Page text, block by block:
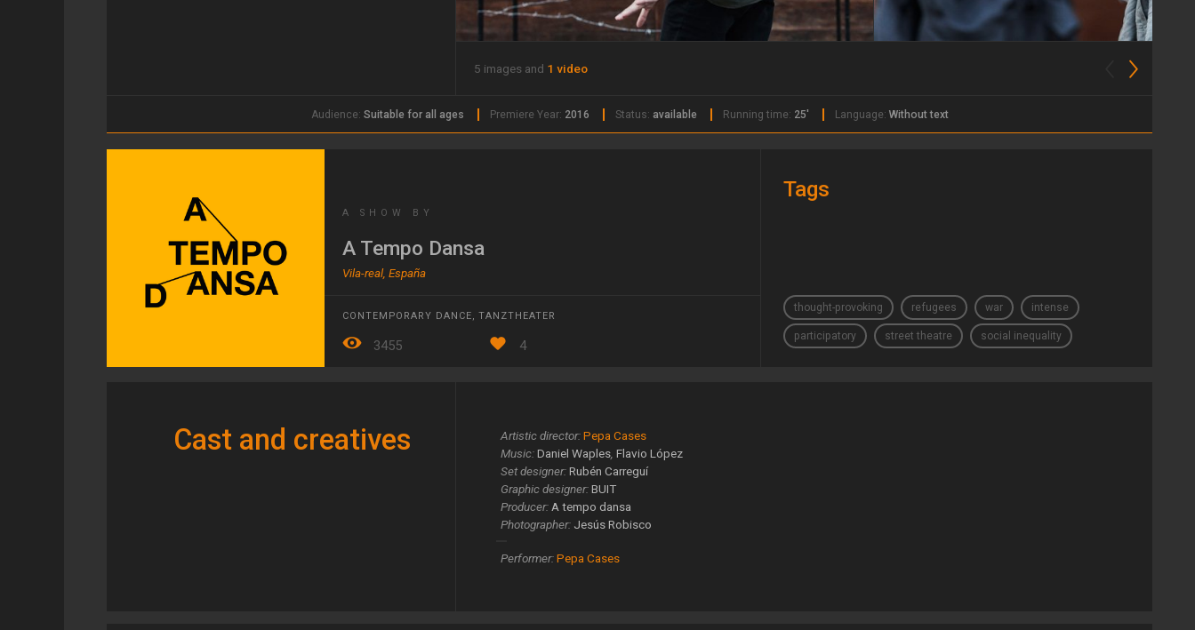
5 images and 1 video
Audience: Suitable for all ages Premiere Year: 2016 Status: available Running time: 25' Language: Without text
A SHOW BY
A Tempo Dansa
Vila-real, España
CONTEMPORARY DANCE TANZTHEATER
3455 4
Tags
thought-provoking refugees war intense
participatory street theatre social inequality
Cast and creatives Artistic director:Pepa Cases
Music:Daniel Waples, Flavio López
Set designer:Rubén Carreguí
Graphic designer:BUIT
Producer: A tempo dansa
Photographer: Jesús Robisco
Performer:Pepa Cases